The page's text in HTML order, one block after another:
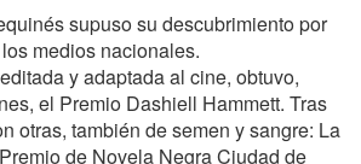
supuso su descubrimiento por
medios nacionales.
y adaptada al cine, obtuvo,
el Premio Dashiell Hammett. Tras
otras, también de semen y sangre: La
de Novela Negra Ciudad de